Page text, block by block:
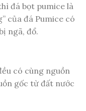
đá bọt pumice là
của đá Pumice có
ngã, đổ.
có cùng nguồn
gốc từ đất nước